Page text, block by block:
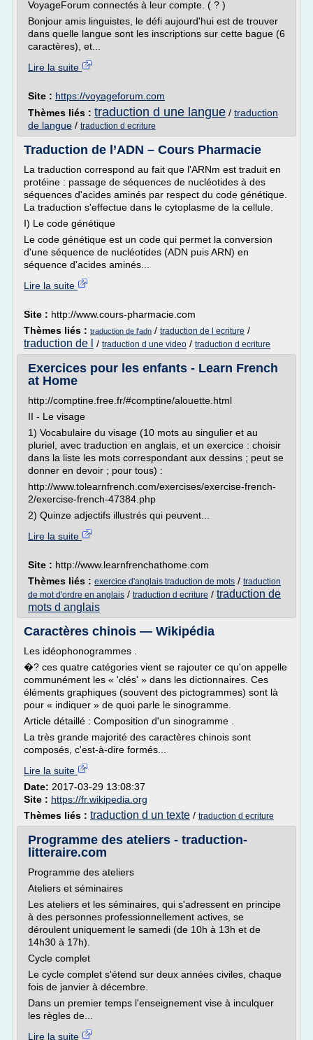
VoyageForum connectés à leur compte. ( ? )
Bonjour amis linguistes, le défi aujourd'hui est de trouver
dans quelle langue sont les inscriptions sur cette bague (6
caractères), et...
Lire la suite
Site : https://voyageforum.com
Thèmes liés : traduction d une langue / traduction
de langue / traduction d ecriture
Traduction de l’ADN – Cours Pharmacie
La traduction correspond au fait que l'ARNm est traduit en
protéine : passage de séquences de nucléotides à des
séquences d'acides aminés par respect du code génétique.
La traduction s'effectue dans le cytoplasme de la cellule.
I) Le code génétique
Le code génétique est un code qui permet la conversion
d'une séquence de nucléotides (ADN puis ARN) en
séquence d'acides aminés...
Lire la suite
Site : http://www.cours-pharmacie.com
Thèmes liés : traduction de l'adn / traduction de l ecriture /
traduction de l / traduction d une video / traduction d ecriture
Exercices pour les enfants - Learn French
at Home
http://comptine.free.fr/#comptine/alouette.html
II - Le visage
1) Vocabulaire du visage (10 mots au singulier et au
pluriel, avec traduction en anglais, et un exercice : choisir
dans la liste les mots correspondant aux dessins ; peut se
donner en devoir ; pour tous) :
http://www.tolearnfrench.com/exercises/exercise-french-
2/exercise-french-47384.php
2) Quinze adjectifs illustrés qui peuvent...
Lire la suite
Site : http://www.learnfrenchathome.com
Thèmes liés : exercice d'anglais traduction de mots / traduction
de mot d'ordre en anglais / traduction d ecriture / traduction de
mots d anglais
Caractères chinois — Wikipédia
Les idéophonogrammes .
�? ces quatre catégories vient se rajouter ce qu'on appelle
communément les « 'clés' » dans les dictionnaires. Ces
éléments graphiques (souvent des pictogrammes) sont là
pour « indiquer » de quoi parle le sinogramme.
Article détaillé : Composition d'un sinogramme .
La très grande majorité des caractères chinois sont
composés, c'est-à-dire formés...
Lire la suite
Date: 2017-03-29 13:08:37
Site : https://fr.wikipedia.org
Thèmes liés : traduction d un texte / traduction d ecriture
Programme des ateliers - traduction-
litteraire.com
Programme des ateliers
Ateliers et séminaires
Les ateliers et les séminaires, qui s'adressent en principe
à des personnes professionnellement actives, se
déroulent uniquement le samedi (de 10h à 13h et de
14h30 à 17h).
Cycle complet
Le cycle complet s'étend sur deux années civiles, chaque
fois de janvier à décembre.
Dans un premier temps l'enseignement vise à inculquer
les règles de...
Lire la suite